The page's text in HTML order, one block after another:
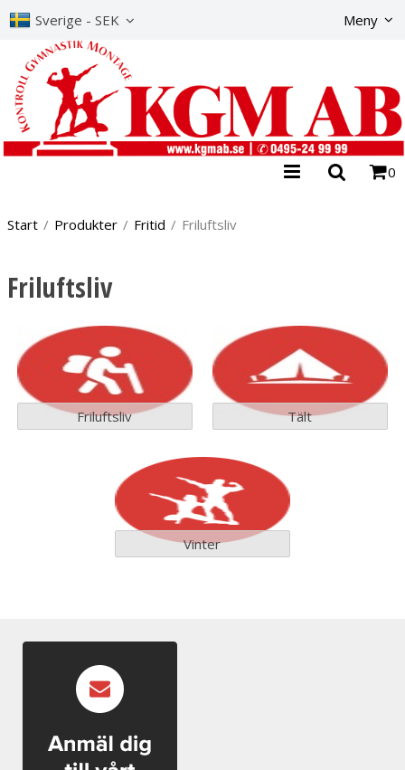
Sverige - SEK Meny
0
Start / Produkter / Fritid / Friluftsliv
Friluftsliv
Friluftsliv Tält
Vinter